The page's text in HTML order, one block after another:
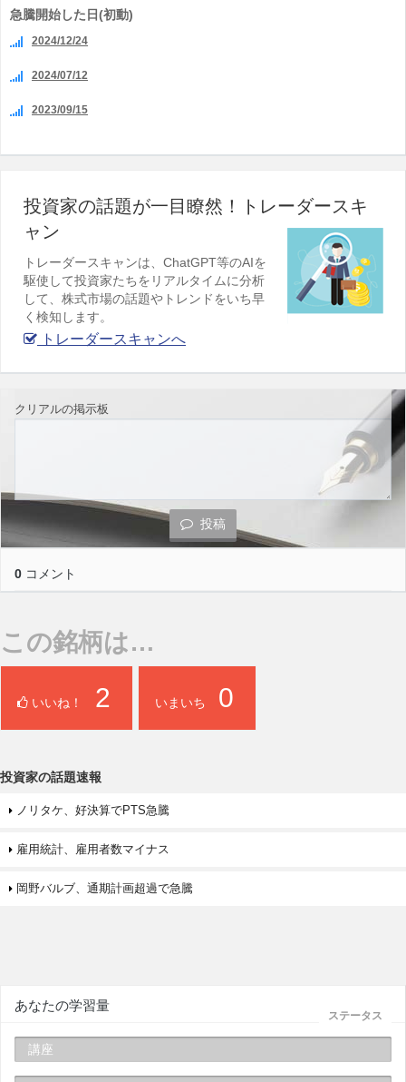
急騰開始した日(初動)
2024/12/24
2024/07/12
2023/09/15
投資家の話題が一目瞭然！トレーダースキ
ャン
トレーダースキャンは、ChatGPT等のAIを
駆使して投資家たちをリアルタイムに分析
して、株式市場の話題やトレンドをいち早
く検知します。
トレーダースキャンへ
クリアルの掲示板
投稿
0 コメント
この銘柄は…
いいね！ 2 いまいち 0
投資家の話題速報
ノリタケ、好決算でPTS急騰
雇用統計、雇用者数マイナス
岡野バルブ、通期計画超過で急騰
ステータス
あなたの学習量
講座